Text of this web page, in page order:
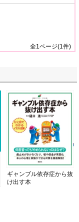
全1ページ(1件)
ギャンブル依存症から抜
け出す本